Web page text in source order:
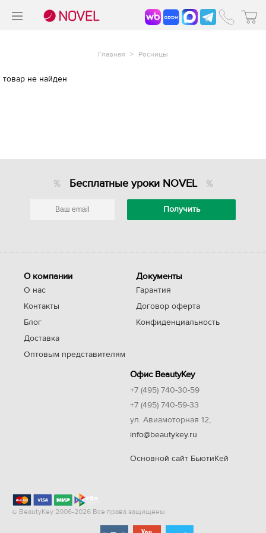
Главная > Ресницы
товар не найден
Бесплатные уроки NOVEL
О компании
О нас
Контакты
Блог
Доставка
Оптовым представителям
Документы
Гарантия
Договор оферта
Конфиденциальность
Офис BeautyKey
+7 (495) 740-30-59
+7 (495) 740-59-33
ул. Авиамоторная 12,
info@beautykey.ru
Основной сайт БьютиКей
© BeautyKey 2006-2026 Все права защищены.